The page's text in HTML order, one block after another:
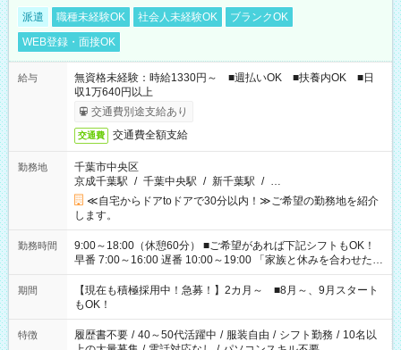
派遣 職種未経験OK 社会人未経験OK
ブランクOK
WEB登録・面接OK
給与
無資格未経験：時給1330円～ ■週払いOK ■扶養内OK ■日
収1万640円以上
交通費別途支給あり
交通費 交通費全額支給
勤務地
千葉市中央区
京成千葉駅 / 千葉中央駅 / 新千葉駅 / …
≪自宅からドアtoドアで30分以内！≫ご希望の勤務地を紹介
します。
勤務時間
9:00～18:00（休憩60分） ■ご希望があれば下記シフトもOK！
早番 7:00～16:00 遅番 10:00～19:00 「家族と休みを合わせた
い」 「余裕を持って夕飯の準備がしたい」 「できれば残業はし
たくない」 など、ご希望を教えてくださいね。 ※Wワーク希望
の方へ 今ご覧のお仕事で希望する勤務時間と、もう1つのお仕事
の勤務時間。 合計で週40時間を超える場合は応募できません。
期間
【現在も積極採用中！急募！】2カ月～ ■8月～、9月スタート
もOK！
特徴 履歴書不要 / 40～50代活躍中 / 服装自由 / シフト勤務 / 10名以